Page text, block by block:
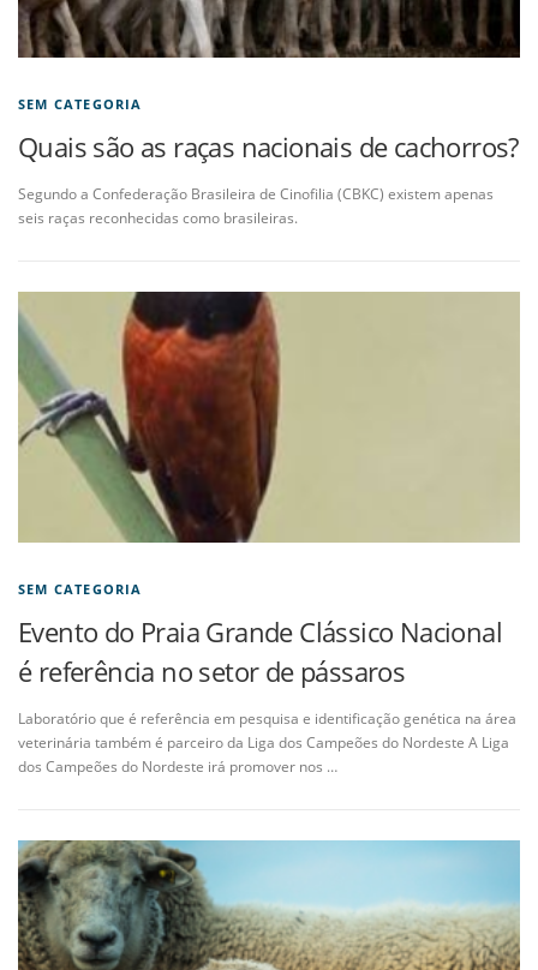
SEM CATEGORIA
Quais são as raças nacionais de cachorros?
Segundo a Confederação Brasileira de Cinofilia (CBKC) existem apenas
seis raças reconhecidas como brasileiras.
SEM CATEGORIA
Evento do Praia Grande Clássico Nacional
é referência no setor de pássaros
Laboratório que é referência em pesquisa e identificação genética na área
veterinária também é parceiro da Liga dos Campeões do Nordeste A Liga
dos Campeões do Nordeste irá promover nos …